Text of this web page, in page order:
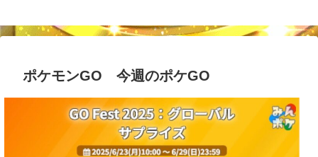
ポケモンGO 今週のポケGO